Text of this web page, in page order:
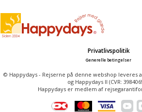
Privatlivspolitik
Generelle betingelser
© Happydays - Rejserne på denne webshop leveres af
og Happydays II (CVR:
Happydays er medlem af